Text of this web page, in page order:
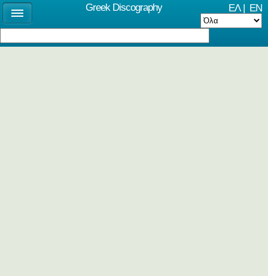
ΕΛ| EN
Greek Discography